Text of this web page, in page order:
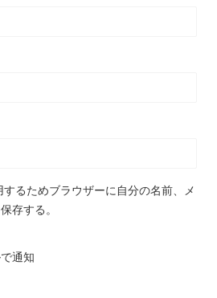
るためブラウザーに自分の名前、メ
存する。
通知